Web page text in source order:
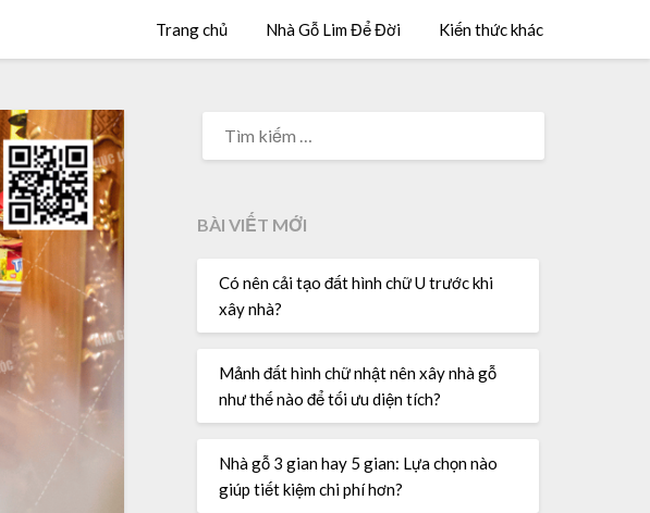
Trang chủ Nhà Gỗ Lim Để Đời Kiến thức khác
BÀI VIẾT MỚI
Có nên cải tạo đất hình chữ U trước khi
xây nhà?
Mảnh đất hình chữ nhật nên xây nhà gỗ
như thế nào để tối ưu diện tích?
Nhà gỗ 3 gian hay 5 gian: Lựa chọn nào
giúp tiết kiệm chi phí hơn?